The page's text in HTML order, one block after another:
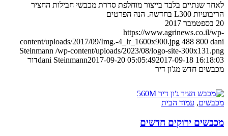
לאחר שנתיים בלבד בייצור מוחלפת סדרת מכבשי חבילות החציר
הריבועיות L300 בחדשה. הנה הפרטים
20 בספטמבר 2017
https://www.agrinews.co.il/wp-
content/uploads/2017/09/Img.-4_lr_1600x900.jpg 488 800 dani
Steinmann /wp-content/uploads/2023/08/logo-site-300x131.png
dani Steinmann2017-09-20 05:05:492017-09-18 16:18:03
דור
מכבשים חדש מג'ון דיר
מכבשים, עמוד הבית
מכבשים ירוקים חדשים